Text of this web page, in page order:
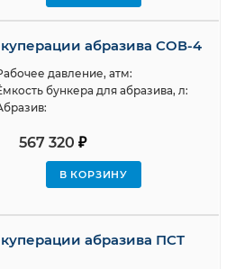
абразива СОВ-4
567 320 ₽
В КОРЗИНУ
давление, атм:
бункера для абразива, л:
абразива ПСТ